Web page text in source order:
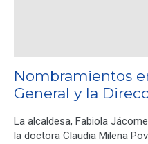
Nombramientos
General y la
La alcaldesa, Fabiola
la doctora Claudia Milena